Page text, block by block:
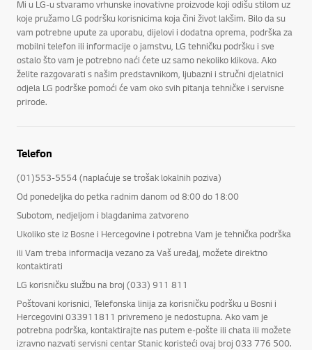
Mi u LG-u stvaramo vrhunske inovativne proizvode koji odišu stilom uz
koje pružamo LG podršku korisnicima koja čini život lakšim. Bilo da su
vam potrebne upute za uporabu, dijelovi i dodatna oprema, podrška za
mobilni telefon ili informacije o jamstvu, LG tehničku podršku i sve
ostalo što vam je potrebno naći ćete uz samo nekoliko klikova. Ako
želite razgovarati s našim predstavnikom, ljubazni i stručni djelatnici
odjela LG podrške pomoći će vam oko svih pitanja tehničke i servisne
prirode.
Telefon
(01)553-5554 (naplaćuje se trošak lokalnih poziva)
Od ponedeljka do petka radnim danom od 8:00 do 18:00
Subotom, nedjeljom i blagdanima zatvoreno
Ukoliko ste iz Bosne i Hercegovine i potrebna Vam je tehnička podrška
ili Vam treba informacija vezano za Vaš uređaj, možete direktno
kontaktirati
LG korisničku službu na broj (033) 911 811
Poštovani korisnici, Telefonska linija za korisničku podršku u Bosni i
Hercegovini 033911811 privremeno je nedostupna. Ako vam je
potrebna podrška, kontaktirajte nas putem e-pošte ili chata ili možete
izravno nazvati servisni centar Stanic koristeći ovaj broj 033 776 500.